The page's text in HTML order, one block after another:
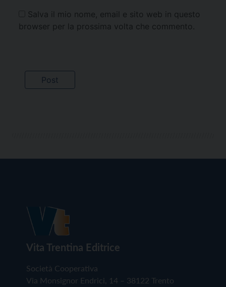
Salva il mio nome, email e sito web in questo
browser per la prossima volta che commento.
Vita Trentina Editrice
Società Cooperativa
Via Monsignor Endrici, 14 – 38122 Trento